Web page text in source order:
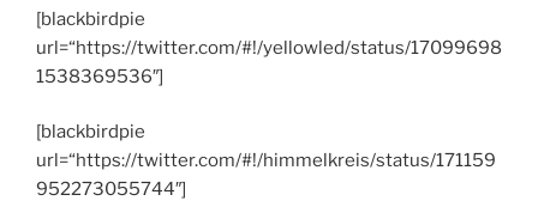
[blackbirdpie
url=“https://twitter.com/#!/yellowled/status/17099698
1538369536″]
[blackbirdpie
url=“https://twitter.com/#!/himmelkreis/status/171159
952273055744″]